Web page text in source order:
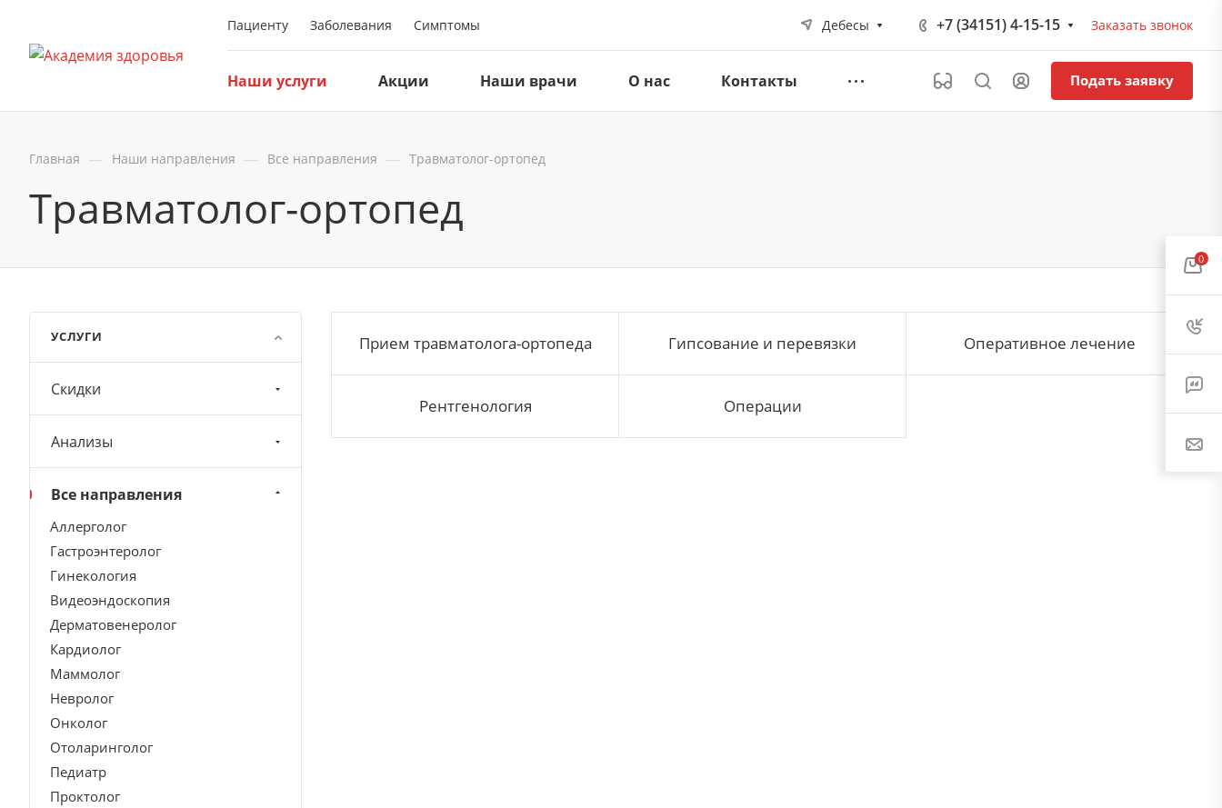
Пациенту Заболевания Симптомы Дебесы +7 (34151) 4-15-15 Заказать звонок
Наши услуги Акции Наши врачи О нас Контакты Подать заявку
Главная — Наши направления — Все направления — Травматолог-ортопед
Травматолог-ортопед
Прием травматолога-ортопеда Гипсование и перевязки Оперативное лечение
Рентгенология Операции
УСЛУГИ
Скидки
Анализы
Все направления
Аллерголог
Гастроэнтеролог
Гинекология
Видеоэндоскопия
Дерматовенеролог
Кардиолог
Маммолог
Невролог
Онколог
Отоларинголог
Педиатр
Проктолог
0